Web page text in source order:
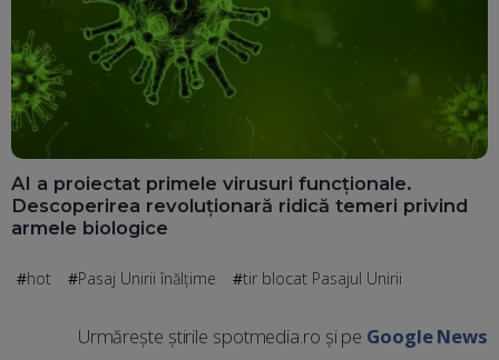
AI a proiectat primele virusuri funcționale.
Descoperirea revoluționară ridică temeri privind
armele biologice
hot Pasaj Unirii înălțime tir blocat Pasajul Unirii
Urmărește știrile spotmedia.ro și pe Google News